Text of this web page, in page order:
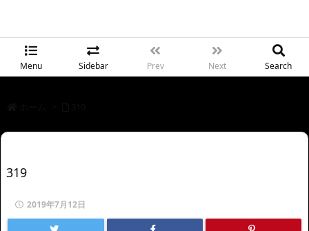
Menu Sidebar Prev Next Search
319
2019年7月12日